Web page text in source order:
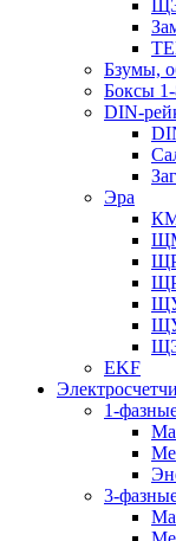
Бзумы,
Боксы
DIN-
Эра
EKF
1-
3-